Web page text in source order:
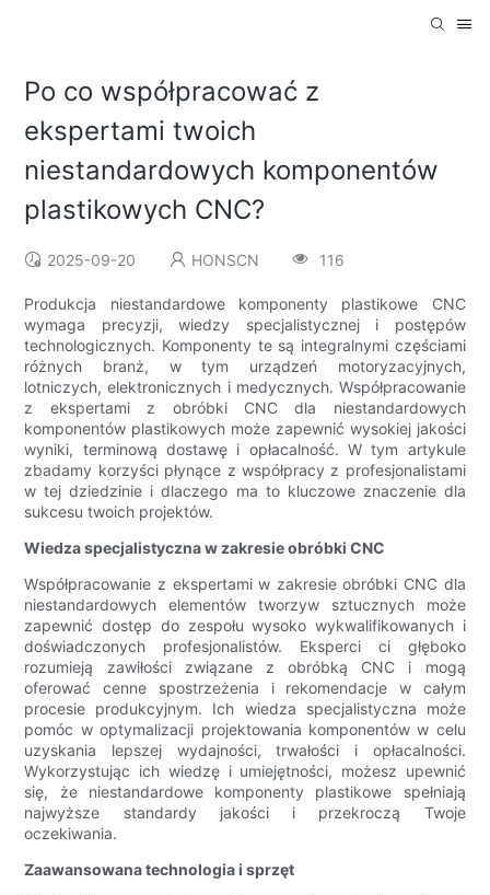
Po co współpracować z
ekspertami twoich
niestandardowych komponentów
plastikowych CNC?
2025-09-20 HONSCN 116
Produkcja niestandardowe komponenty plastikowe CNC
wymaga precyzji, wiedzy specjalistycznej i postępów
technologicznych. Komponenty te są integralnymi częściami
różnych branż, w tym urządzeń motoryzacyjnych,
lotniczych, elektronicznych i medycznych. Współpracowanie
z ekspertami z obróbki CNC dla niestandardowych
komponentów plastikowych może zapewnić wysokiej jakości
wyniki, terminową dostawę i opłacalność. W tym artykule
zbadamy korzyści płynące z współpracy z profesjonalistami
w tej dziedzinie i dlaczego ma to kluczowe znaczenie dla
sukcesu twoich projektów.
Wiedza specjalistyczna w zakresie obróbki CNC
Współpracowanie z ekspertami w zakresie obróbki CNC dla
niestandardowych elementów tworzyw sztucznych może
zapewnić dostęp do zespołu wysoko wykwalifikowanych i
doświadczonych profesjonalistów. Eksperci ci głęboko
rozumieją zawiłości związane z obróbką CNC i mogą
oferować cenne spostrzeżenia i rekomendacje w całym
procesie produkcyjnym. Ich wiedza specjalistyczna może
pomóc w optymalizacji projektowania komponentów w celu
uzyskania lepszej wydajności, trwałości i opłacalności.
Wykorzystując ich wiedzę i umiejętności, możesz upewnić
się, że niestandardowe komponenty plastikowe spełniają
najwyższe standardy jakości i przekroczą Twoje
oczekiwania.
Zaawansowana technologia i sprzęt